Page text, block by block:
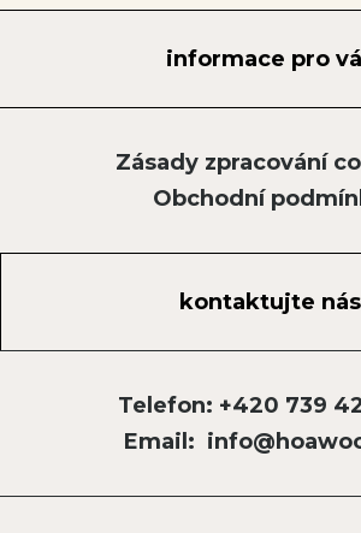
informace pro
Zásady zpracování
Obchodní
kontaktujte nás
Telefon: +420 739
Email: